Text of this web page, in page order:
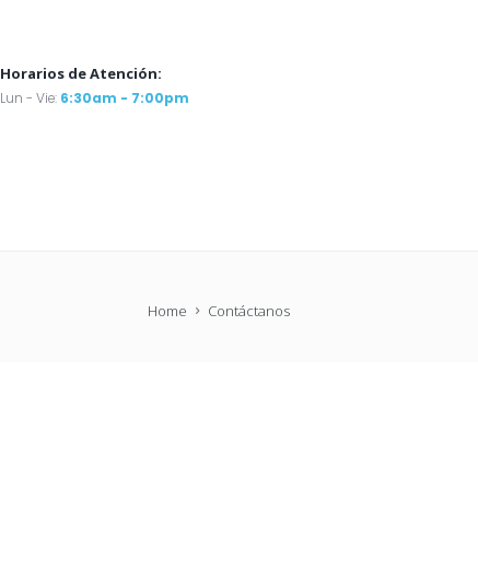
Horarios de Atención:
Lun - Vie: 6:30am - 7:00pm
Home Contáctanos